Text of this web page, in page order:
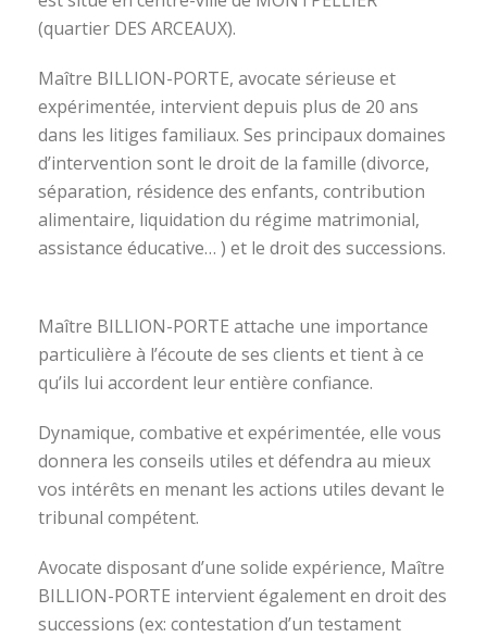
(quartier DES ARCEAUX).
Maître BILLION-PORTE, avocate sérieuse et
expérimentée, intervient depuis plus de 20 ans
dans les litiges familiaux. Ses principaux domaines
d’intervention sont le droit de la famille (divorce,
séparation, résidence des enfants, contribution
alimentaire, liquidation du régime matrimonial,
assistance éducative… ) et le droit des successions.
Maître BILLION-PORTE attache une importance
particulière à l’écoute de ses clients et tient à ce
qu’ils lui accordent leur entière confiance.
Dynamique, combative et expérimentée, elle vous
donnera les conseils utiles et défendra au mieux
vos intérêts en menant les actions utiles devant le
tribunal compétent.
Avocate disposant d’une solide expérience, Maître
BILLION-PORTE intervient également en droit des
successions (ex: contestation d’un testament